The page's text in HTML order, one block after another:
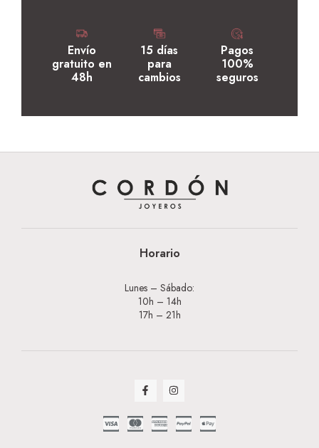
Envío
gratuito en
48h
15 días
para
cambios
Pagos
100%
seguros
Horario
Lunes – Sábado:
10h – 14h
17h – 21h